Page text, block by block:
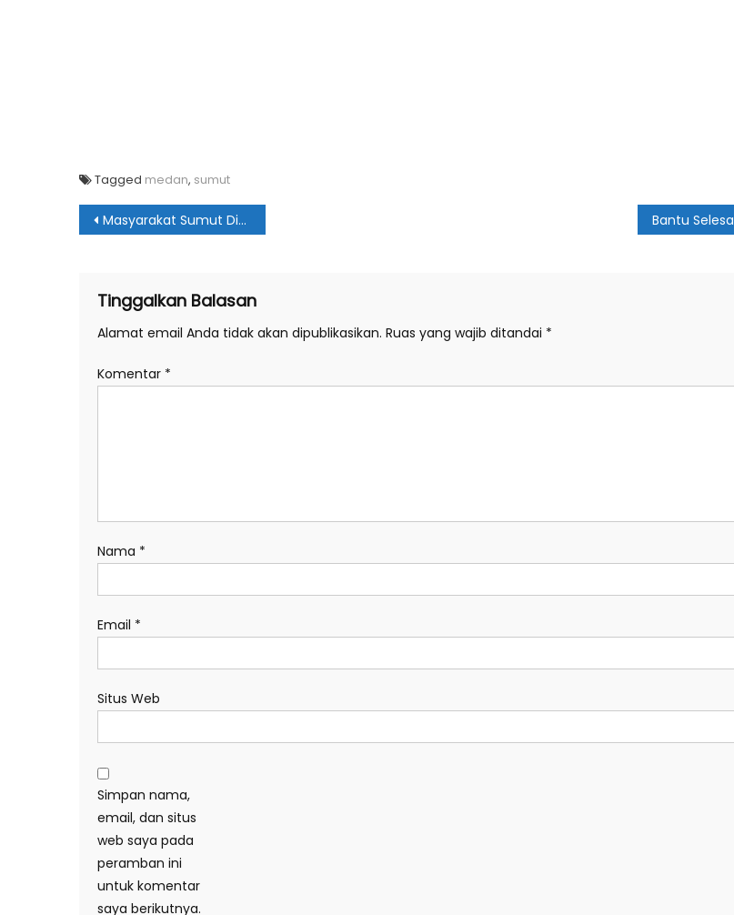
Tagged medan, sumut
Navigasi
Masyarakat Sumut Diminta Lebih Disiplin Prokes
Tinggalkan Balasan
Alamat email Anda tidak akan dipublikasikan. Ruas yang wajib ditandai *
Komentar *
Nama *
Email *
Situs Web
Simpan nama,
email, dan situs
web saya pada
peramban ini
untuk komentar
saya berikutnya.